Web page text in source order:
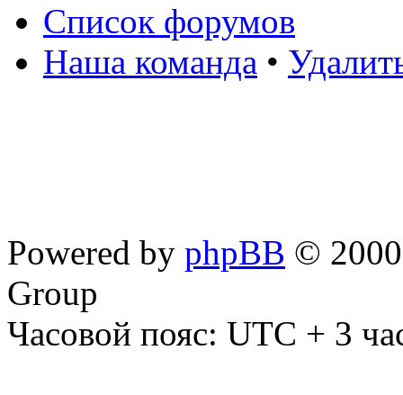
Список форумов
Наша команда •
Powered by phpBB ©
Group
Часовой пояс: UTC + 3